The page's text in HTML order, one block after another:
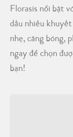
Florasis nổi bật
dầu nhiều
nhẹ, căng bóng,
ngay để chọn
bạn!